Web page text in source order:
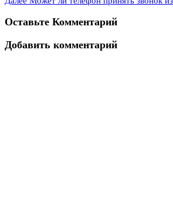
Оставьте Комментарий
Добавить комментарий